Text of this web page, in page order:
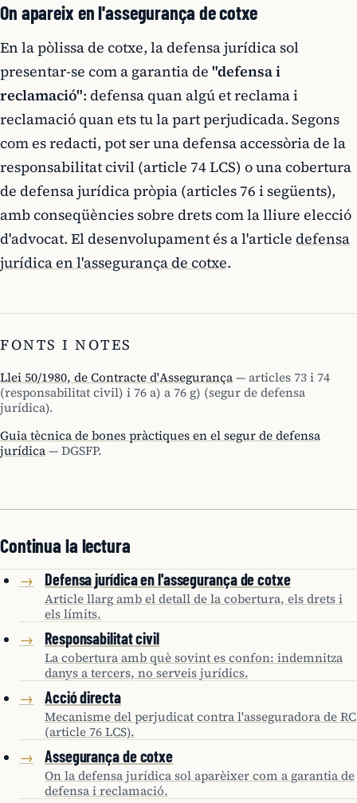
On apareix en l'assegurança de cotxe
En la pòlissa de cotxe, la defensa jurídica sol
presentar-se com a garantia de "defensa i
reclamació": defensa quan algú et reclama i
reclamació quan ets tu la part perjudicada. Segons
com es redacti, pot ser una defensa accessòria de la
responsabilitat civil (article 74 LCS) o una cobertura
de defensa jurídica pròpia (articles 76 i següents),
amb conseqüències sobre drets com la lliure elecció
d'advocat. El desenvolupament és a l'article defensa
jurídica en l'assegurança de cotxe.
FONTS I NOTES
Llei 50/1980, de Contracte d'Assegurança— articles 73 i 74
(responsabilitat civil) i 76 a) a 76 g) (segur de defensa
jurídica).
Guia tècnica de bones pràctiques en el segur de defensa
jurídica— DGSFP.
Continua la lectura
→ Defensa jurídica en l'assegurança de cotxe
Article llarg amb el detall de la cobertura, els drets i
els límits.
→ Responsabilitat civil
La cobertura amb què sovint es confon: indemnitza
danys a tercers, no serveis jurídics.
→ Acció directa
Mecanisme del perjudicat contra l'asseguradora de RC
(article 76 LCS).
→ Assegurança de cotxe
On la defensa jurídica sol aparèixer com a garantia de
defensa i reclamació.